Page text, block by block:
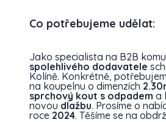
Co potřebujeme udělat:
Jako specialista na B2B
spolehlivého dodavatele
Kolíně. Konkrétně,
na koupelnu o dimenzích
sprchový kout s odpadem a
novou dlažbu. Prosíme o
roce 2024. Těšíme se na